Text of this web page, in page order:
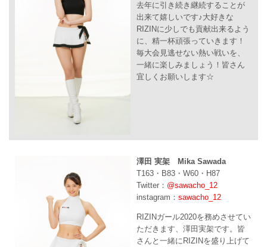
去年に引き続き継続することが
出来て嬉しいです♪大好きな
RIZINに少しでも貢献出来るよう
に、精一杯頑張っていきます！
毎大会見逃せない熱い戦いを、
一緒に楽しみましょう！皆さん
宜しくお願いします☆
澤田 実架 Mika Sawada
T163・B83・W60・H87
Twitter： @sawacho_12
instagram： sawacho_12
RIZINガール2020を務めさせてい
ただきます、澤田実架です。皆
さんと一緒にRIZINを盛り上げて